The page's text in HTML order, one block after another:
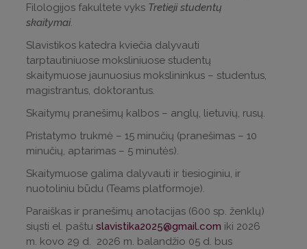
Filologijos fakultete vyks Tretieji studentų
skaitymai.
Slavistikos katedra kviečia dalyvauti
tarptautiniuose moksliniuose studentų
skaitymuose jaunuosius mokslininkus – studentus,
magistrantus, doktorantus.
Skaitymų pranešimų kalbos – anglų, lietuvių, rusų.
Pristatymo trukmė – 15 minučių (pranešimas – 10
minučių, aptarimas – 5 minutės).
Skaitymuose galima dalyvauti ir tiesioginiu, ir
nuotoliniu būdu (Teams platformoje).
Paraiškas ir pranešimų anotacijas (600 sp. ženklų)
siųsti el. paštu slavistika2025@gmail.com iki 2026
m. kovo 29 d. 2026 m. balandžio 05 d. bus